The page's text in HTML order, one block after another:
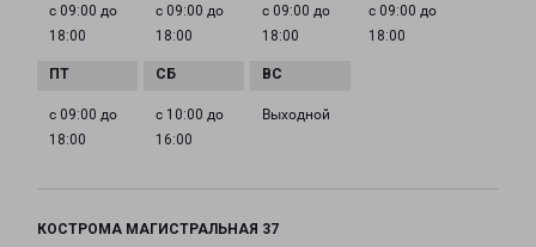
с 09:00 до
18:00
с 09:00 до
18:00
с 09:00 до
18:00
с 09:00 до
18:00
с 09:00 до
18:00
с 10:00 до
16:00
Выходной
КОСТРОМА МАГИСТРАЛЬНАЯ 37